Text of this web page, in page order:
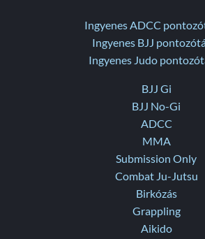
Ingyenes ADCC
Ingyenes BJJ
Ingyenes Judo
BJJ Gi
BJJ No-Gi
ADCC
MMA
Submission Only
Combat Ju-Jutsu
Birkózás
Grappling
Aikido